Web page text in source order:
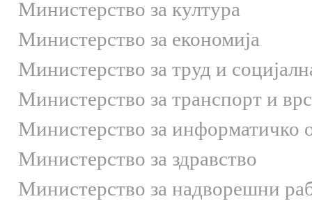
Министерство за култура
Министерство за економија
Министерство за труд и
Министерство за транспорт и
Министерство за информатичко
Министерство за здравство
Министерство за надворешни